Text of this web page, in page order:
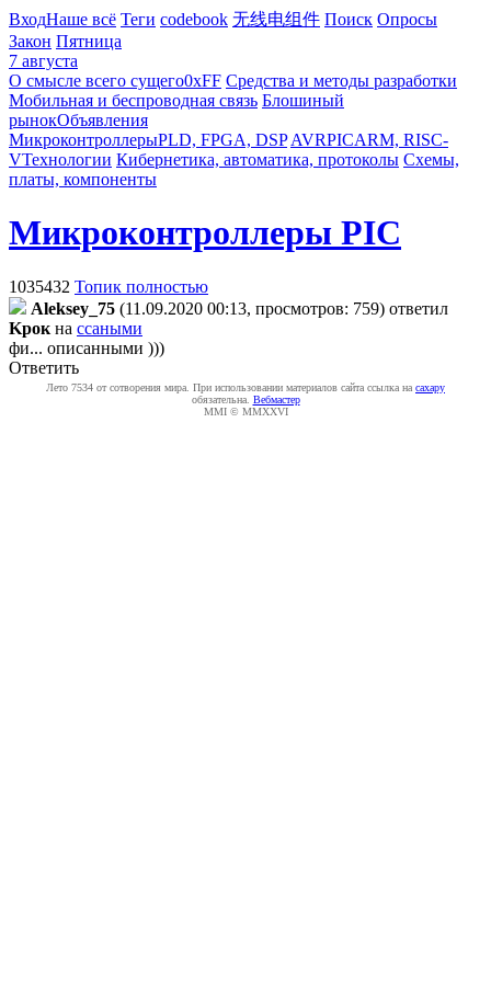
ВходНаше всё Теги codebook 无线电组件 Поиск Опросы
Закон Пятница
7 августа
О смысле всего сущего0xFF Средства и методы разработки
Мобильная и беспроводная связь Блошиный
рынокОбъявления
МикроконтроллерыPLD, FPGA, DSP AVRPICARM, RISC-
VТехнологии Кибернетика, автоматика, протоколы Схемы,
платы, компоненты
Микроконтроллеры PIC
1035432 Топик полностью
Aleksey_75 (11.09.2020 00:13, просмотров: 759) ответил
Kpoк на ссаными
фи... описанными )))
Ответить
Лето 7534 от сотворения мира. При использовании материалов сайта ссылка на caxapу
обязательна. Вебмастер
MMI © MMXXVI